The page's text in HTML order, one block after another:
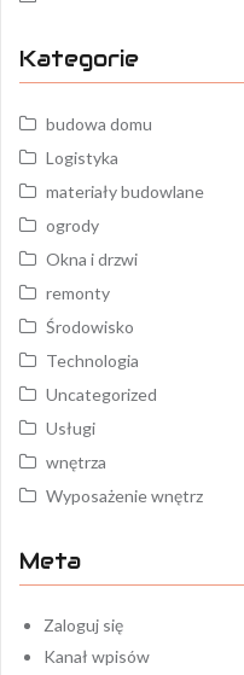
Kategorie
budowa domu
Logistyka
materiały budowlane
ogrody
Okna i drzwi
remonty
Środowisko
Technologia
Uncategorized
Usługi
wnętrza
Wyposażenie wnętrz
Meta
Zaloguj się
Kanał wpisów